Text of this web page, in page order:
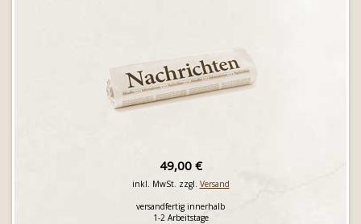
49,00 €
inkl. MwSt. zzgl. Versand
versandfertig innerhalb
1-2 Arbeitstage